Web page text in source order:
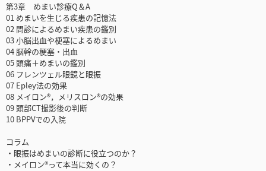
第3章 めまい診療Q＆A
01 めまいを生じる疾患の記憶法
02 問診によるめまい疾患の鑑別
03 小脳出血や梗塞によるめまい
04 脳幹の梗塞・出血
05 頭痛＋めまいの鑑別
06 フレンツェル眼鏡と眼振
07 Epley法の効果
08 メイロン®，メリスロン®の効果
09 頭部CT撮影後の判断
10 BPPVでの入院
コラム
・眼振はめまいの診断に役立つのか？
・メイロン®って本当に効くの？